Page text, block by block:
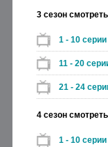
3 сезон
1 - 10 серии
11 - 20
21 - 24
4 сезон
1 - 10 серии